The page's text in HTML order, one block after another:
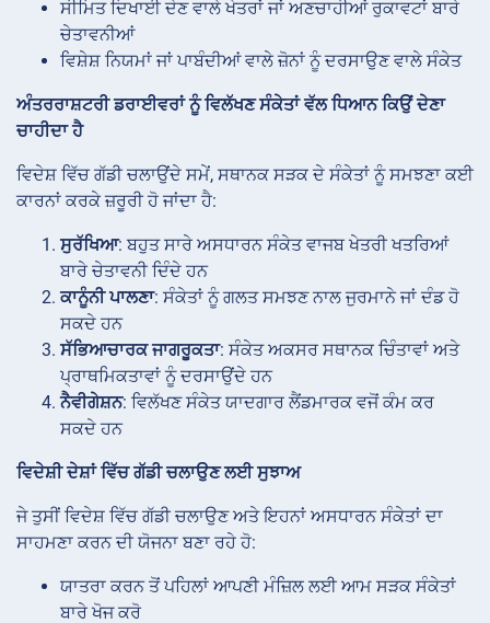
ਸੀਮਿਤ ਦਿਖਾਈ ਦੇਣ ਵਾਲੇ ਖੇਤਰਾਂ ਜਾਂ ਅਣਚਾਹੀਆਂ ਰੁਕਾਵਟਾਂ ਬਾਰੇ
ਚੇਤਾਵਨੀਆਂ
ਵਿਸ਼ੇਸ਼ ਨਿਯਮਾਂ ਜਾਂ ਪਾਬੰਦੀਆਂ ਵਾਲੇ ਜ਼ੋਨਾਂ ਨੂੰ ਦਰਸਾਉਣ ਵਾਲੇ ਸੰਕੇਤ
ਅੰਤਰਰਾਸ਼ਟਰੀ ਡਰਾਈਵਰਾਂ ਨੂੰ ਵਿਲੱਖਣ ਸੰਕੇਤਾਂ ਵੱਲ ਧਿਆਨ ਕਿਉਂ ਦੇਣਾ
ਚਾਹੀਦਾ ਹੈ
ਵਿਦੇਸ਼ ਵਿੱਚ ਗੱਡੀ ਚਲਾਉਂਦੇ ਸਮੇਂ, ਸਥਾਨਕ ਸੜਕ ਦੇ ਸੰਕੇਤਾਂ ਨੂੰ ਸਮਝਣਾ ਕਈ
ਕਾਰਨਾਂ ਕਰਕੇ ਜ਼ਰੂਰੀ ਹੋ ਜਾਂਦਾ ਹੈ:
ਸੁਰੱਖਿਆ: ਬਹੁਤ ਸਾਰੇ ਅਸਧਾਰਨ ਸੰਕੇਤ ਵਾਜਬ ਖੇਤਰੀ ਖਤਰਿਆਂ
ਬਾਰੇ ਚੇਤਾਵਨੀ ਦਿੰਦੇ ਹਨ
ਕਾਨੂੰਨੀ ਪਾਲਣਾ: ਸੰਕੇਤਾਂ ਨੂੰ ਗਲਤ ਸਮਝਣ ਨਾਲ ਜੁਰਮਾਨੇ ਜਾਂ ਦੰਡ ਹੋ
ਸਕਦੇ ਹਨ
ਸੱਭਿਆਚਾਰਕ ਜਾਗਰੂਕਤਾ: ਸੰਕੇਤ ਅਕਸਰ ਸਥਾਨਕ ਚਿੰਤਾਵਾਂ ਅਤੇ
ਪ੍ਰਾਥਮਿਕਤਾਵਾਂ ਨੂੰ ਦਰਸਾਉਂਦੇ ਹਨ
ਨੈਵੀਗੇਸ਼ਨ: ਵਿਲੱਖਣ ਸੰਕੇਤ ਯਾਦਗਾਰ ਲੈਂਡਮਾਰਕ ਵਜੋਂ ਕੰਮ ਕਰ
ਸਕਦੇ ਹਨ
ਵਿਦੇਸ਼ੀ ਦੇਸ਼ਾਂ ਵਿੱਚ ਗੱਡੀ ਚਲਾਉਣ ਲਈ ਸੁਝਾਅ
ਜੇ ਤੁਸੀਂ ਵਿਦੇਸ਼ ਵਿੱਚ ਗੱਡੀ ਚਲਾਉਣ ਅਤੇ ਇਹਨਾਂ ਅਸਧਾਰਨ ਸੰਕੇਤਾਂ ਦਾ
ਸਾਹਮਣਾ ਕਰਨ ਦੀ ਯੋਜਨਾ ਬਣਾ ਰਹੇ ਹੋ:
ਯਾਤਰਾ ਕਰਨ ਤੋਂ ਪਹਿਲਾਂ ਆਪਣੀ ਮੰਜ਼ਿਲ ਲਈ ਆਮ ਸੜਕ ਸੰਕੇਤਾਂ
ਬਾਰੇ ਖੋਜ ਕਰੋ